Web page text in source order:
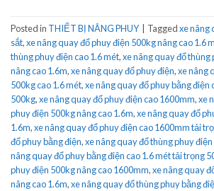
Posted in THIẾT BỊ NÂNG PHUY Taggedxe nâng
sắt,xe nâng quay đổ phuy điện 500kg nâng cao 1.6
thùng phuy điện cao 1.6 mét,xe nâng quay đổ
nâng cao 1.6m,xe nâng quay đổ phuy điện,xe nâng
500kg cao 1.6 mét,xe nâng quay đổ phuy bằng điện
500kg,xe nâng quay đổ phuy điện cao 1600mm,xe
phuy điện 500kg nâng cao 1.6m,xe nâng quay đổ
1.6m,xe nâng quay đổ phuy điện cao 1600mm tải
đổ phuy bằng điện,xe nâng quay đổ thùng phuy
nâng quay đổ phuy bằng điện cao 1.6 mét tải trọng
phuy điện 500kg nâng cao 1600mm,xe nâng quay
nâng cao 1.6m,xe nâng quay đổ thùng phuy bằng